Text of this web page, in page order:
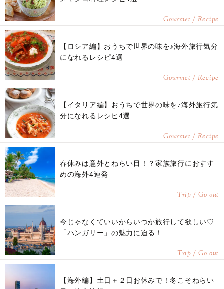
Gourmet / Recipe
【ロシア編】おうちで世界の味を♪海外旅行気分
になれるレシピ4選
Gourmet / Recipe
【イタリア編】おうちで世界の味を♪海外旅行気
分になれるレシピ4選
Gourmet / Recipe
春休みは意外とねらい目！？家族旅行におすす
めの海外4連発
Trip / Go out
今じゃなくていいからいつか旅行して欲しい♡
「ハンガリー」の魅力に迫る！
Trip / Go out
【海外編】土日＋２日お休みで！冬こそねらい